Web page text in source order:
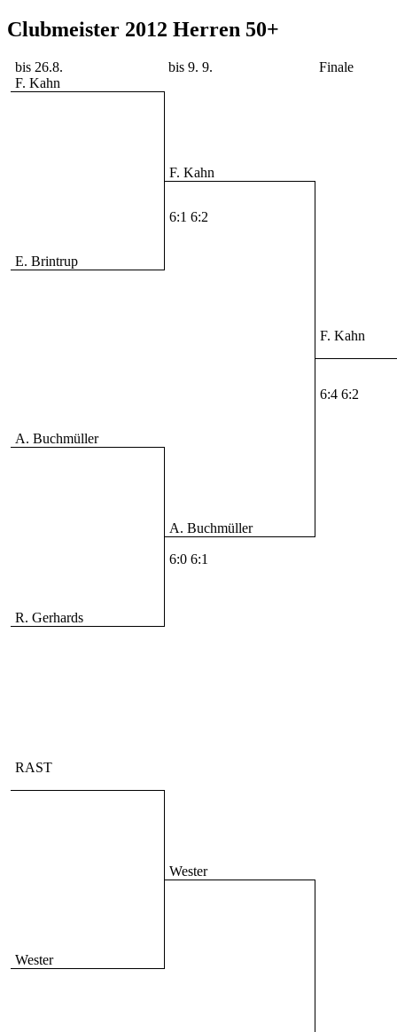
Clubmeister 2012 Herren 50+
bis 26.8. bis 9. 9.
Finale
F. Kahn
F. Kahn
6:1 6:2
E. Brintrup
F. Kahn
6:4 6:2
A. Buchmüller
A. Buchmüller
6:0 6:1
R. Gerhards
RAST
Wester
Wester